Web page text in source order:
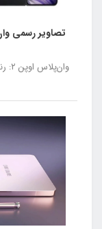
وان‌پلاس اوپن ۲: رندرهای جدید و طراحی متفاوت